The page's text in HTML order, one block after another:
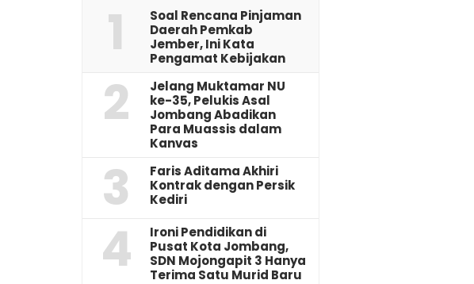
1
‎Soal Rencana Pinjaman
Daerah Pemkab
Jember, Ini Kata
Pengamat Kebijakan ‎
2
Jelang Muktamar NU
ke-35, Pelukis Asal
Jombang Abadikan
Para Muassis dalam
Kanvas
3
Faris Aditama Akhiri
Kontrak dengan Persik
Kediri
4
Ironi Pendidikan di
Pusat Kota Jombang,
SDN Mojongapit 3 Hanya
Terima Satu Murid Baru